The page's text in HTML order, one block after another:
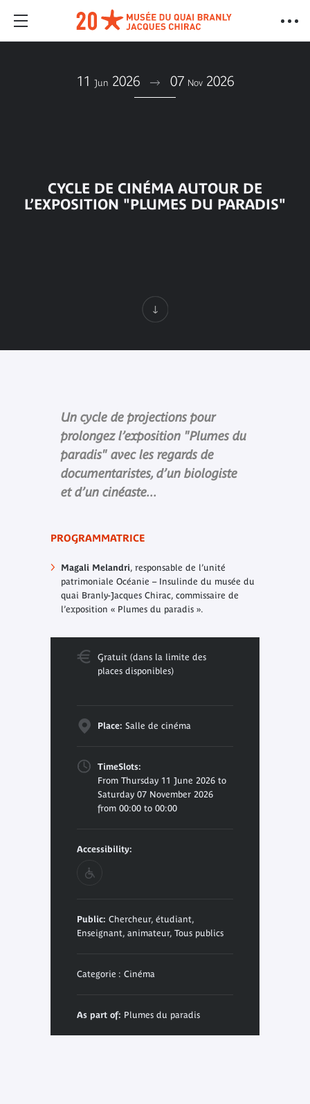
11 Jun 2026 07 Nov 2026
CYCLE DE CINÉMA AUTOUR DE
L’EXPOSITION "PLUMES DU PARADIS"
Un cycle de projections pour
prolongez l’exposition "Plumes du
paradis" avec les regards de
documentaristes, d’un biologiste
et d’un cinéaste...
PROGRAMMATRICE
Magali Melandri, responsable de l’unité
patrimoniale Océanie – Insulinde du musée du
quai Branly-Jacques Chirac, commissaire de
l’exposition « Plumes du paradis ».
Gratuit (dans la limite des
places disponibles)
Place: Salle de cinéma
TimeSlots:
From Thursday 11 June 2026 to
Saturday 07 November 2026
from 00:00 to 00:00
Accessibility:
Public: Chercheur, étudiant,
Enseignant, animateur, Tous publics
Categorie : Cinéma
As part of: Plumes du paradis